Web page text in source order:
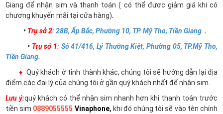
Giang để nhận sim và thanh toán ( có thể được giảm giá khi có
chương khuyến mãi tại cửa hàng).
• Trụ sở 2:28B, Ấp Bắc, Phường 10, TP. Mỹ Tho, Tiền Giang .
• Trụ sở 1: Số 41/416, Lý Thường Kiệt, Phường 05, TP.Mỹ Tho,
Tiền Giang.
♦ Quý khách ở tỉnh thành khác, chúng tôi sẽ hướng dẫn lại địa
điểm các đại lý của chúng tôi ở gần quý khách nhất để nhận sim.
Lưu ý:quý khách có thể nhận sim nhanh hơn khi thanh toán trước
tiền sim 0889055555 Vinaphone, khi đó chúng tôi sẽ vào tên chính